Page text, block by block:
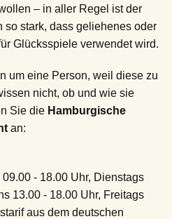
– in aller Regel ist der
so stark, dass geliehenes oder
Glücksspiele verwendet wird.
um eine Person, weil diese zu
nicht, ob und wie sie
Sie die Hamburgische
an:
- 18.00 Uhr, Dienstags
13.00 - 18.00 Uhr, Freitags
aus dem deutschen